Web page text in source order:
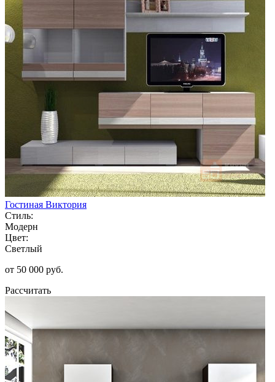
Гостиная Виктория
Стиль:
Модерн
Цвет:
Светлый
от 50 000 руб.
Рассчитать